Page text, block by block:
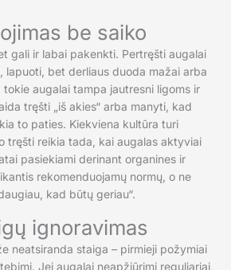
be saiko
gali ir labai pakenkti. Pertręšti augalai
lapuoti, bet derliaus duoda mažai arba
augalai tampa jautresni ligoms ir
tręšti „iš akies“ arba manyti, kad
to paties. Kiekviena kultūra turi
tręšti reikia tada, kai augalas aktyviai
pasiekiami derinant organines ir
rekomenduojamų normų, o ne
kad būtų geriau“.
ignoravimas
neatsiranda staiga – pirmieji požymiai
Jei augalai neapžiūrimi reguliariai,